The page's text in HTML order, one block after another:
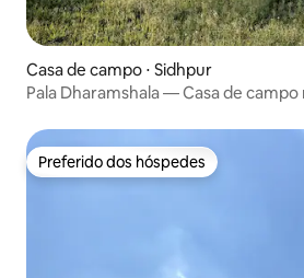
Casa de campo ⋅ Sidhpur
Pala Dharamshala — Casa de
Preferido dos hóspedes
Preferido dos hóspedes